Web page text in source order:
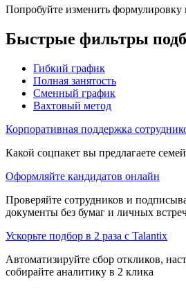
Попробуйте изменить
Быстрые фильтры
Гибкий график
Полная занятость
Сменный график
Вахтовый метод
Корпоративная поддержка
Какой соцпакет вы предлагаете
Оформляйте кандидатов онлайн
Проверяйте сотрудников и
документы без бумаг и личных
Ускорьте подбор в 2 раза с Talantix
Автоматизируйте сбор откликов,
собирайте аналитику в 2 клика